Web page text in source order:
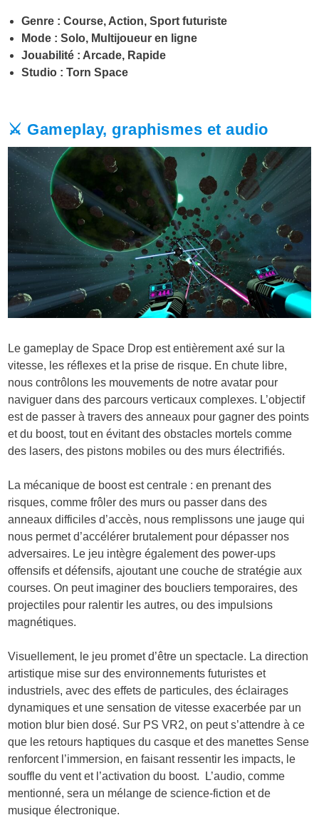
Genre : Course, Action, Sport futuriste
Mode : Solo, Multijoueur en ligne
Jouabilité : Arcade, Rapide
Studio : Torn Space
⚔️ Gameplay, graphismes et audio
Le gameplay de Space Drop est entièrement axé sur la
vitesse, les réflexes et la prise de risque. En chute libre,
nous contrôlons les mouvements de notre avatar pour
naviguer dans des parcours verticaux complexes. L’objectif
est de passer à travers des anneaux pour gagner des points
et du boost, tout en évitant des obstacles mortels comme
des lasers, des pistons mobiles ou des murs électrifiés.
La mécanique de boost est centrale : en prenant des
risques, comme frôler des murs ou passer dans des
anneaux difficiles d’accès, nous remplissons une jauge qui
nous permet d’accélérer brutalement pour dépasser nos
adversaires. Le jeu intègre également des power-ups
offensifs et défensifs, ajoutant une couche de stratégie aux
courses. On peut imaginer des boucliers temporaires, des
projectiles pour ralentir les autres, ou des impulsions
magnétiques.
Visuellement, le jeu promet d’être un spectacle. La direction
artistique mise sur des environnements futuristes et
industriels, avec des effets de particules, des éclairages
dynamiques et une sensation de vitesse exacerbée par un
motion blur bien dosé. Sur PS VR2, on peut s’attendre à ce
que les retours haptiques du casque et des manettes Sense
renforcent l’immersion, en faisant ressentir les impacts, le
souffle du vent et l’activation du boost. L’audio, comme
mentionné, sera un mélange de science-fiction et de
musique électronique.